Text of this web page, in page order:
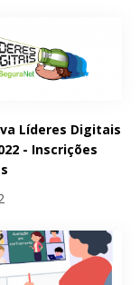
Líderes Digitais
- Inscrições